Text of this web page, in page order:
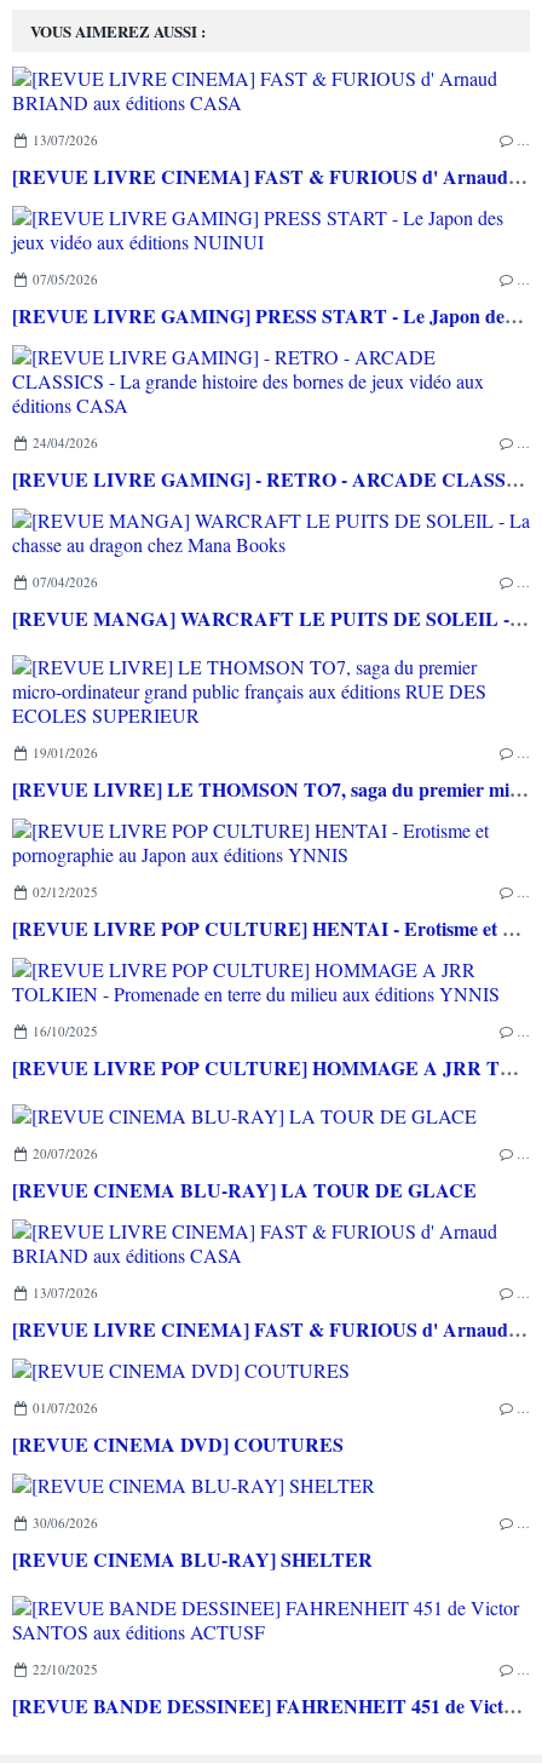
VOUS AIMEREZ AUSSI :
13/07/2026 …
[REVUE LIVRE CINEMA] FAST & FURIOUS d' Arnaud BRIAND aux éditions CASA
07/05/2026 …
[REVUE LIVRE GAMING] PRESS START - Le Japon des jeux vidéo aux éditions NUINUI
24/04/2026 …
[REVUE LIVRE GAMING] - RETRO - ARCADE CLASSICS - La grande histoire des bornes de jeux vidéo aux éditions CASA
07/04/2026 …
[REVUE MANGA] WARCRAFT LE PUITS DE SOLEIL - La chasse au dragon chez Mana Books
19/01/2026 …
[REVUE LIVRE] LE THOMSON TO7, saga du premier micro-ordinateur grand public français aux éditions RUE DES ECOLES SUPERIEUR
02/12/2025 …
[REVUE LIVRE POP CULTURE] HENTAI - Erotisme et pornographie au Japon aux éditions YNNIS
16/10/2025 …
[REVUE LIVRE POP CULTURE] HOMMAGE A JRR TOLKIEN - Promenade en terre du milieu aux éditions YNNIS
20/07/2026 …
[REVUE CINEMA BLU-RAY] LA TOUR DE GLACE
13/07/2026 …
[REVUE LIVRE CINEMA] FAST & FURIOUS d' Arnaud BRIAND aux éditions CASA
01/07/2026 …
[REVUE CINEMA DVD] COUTURES
30/06/2026 …
[REVUE CINEMA BLU-RAY] SHELTER
22/10/2025 …
[REVUE BANDE DESSINEE] FAHRENHEIT 451 de Victor SANTOS aux éditions ACTUSF